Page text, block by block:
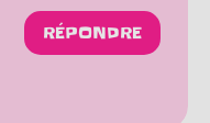
RÉPONDRE